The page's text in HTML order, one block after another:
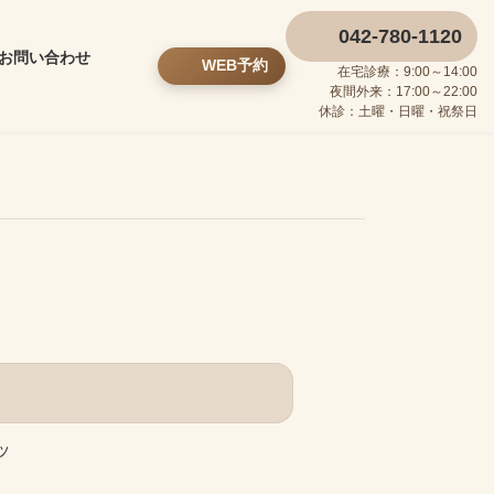
問い合わせ WEB予約
042-780-1120
在宅診療：9:00～14:00
夜間外来：17:00～22:00
休診：土曜・日曜・祝祭日